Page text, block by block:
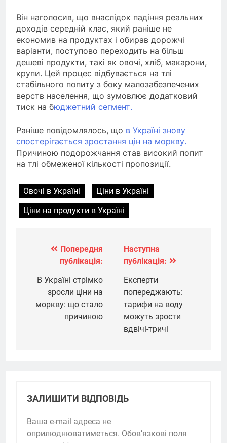
Він наголосив, що внаслідок падіння реальних
доходів середній клас, який раніше не
економив на продуктах і обирав дорожчі
варіанти, поступово переходить на більш
дешеві продукти, такі як овочі, хліб, макарони,
крупи. Цей процес відбувається на тлі
стабільного попиту з боку малозабезпечених
верств населення, що зумовлює додатковий
тиск на бюджетний сегмент.
Раніше повідомлялось, що в Україні знову
спостерігається зростання цін на моркву.
Причиною подорожчання став високий попит
на тлі обмеженої кількості пропозиції.
Овочі в Україні
Ціни в Україні
Ціни на продукти в Україні
Навігація
записів
Попередня
публікація:
В Україні стрімко
зросли ціни на
моркву: що стало
причиною
Наступна
публікація:
Експерти
попереджають:
тарифи на воду
можуть зрости
вдвічі-тричі
ЗАЛИШИТИ ВІДПОВІДЬ
Ваша e-mail адреса не
оприлюднюватиметься. Обов’язкові поля